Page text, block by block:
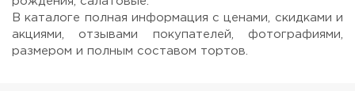
В каталоге полная информация с ценами, скидками и
акциями, отзывами покупателей, фотографиями,
размером и полным составом тортов.